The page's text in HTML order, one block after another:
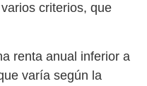
criterios, que
renta anual inferior a
varía según la